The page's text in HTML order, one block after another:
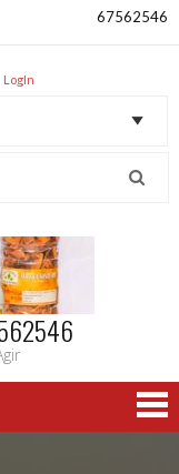
67562546
LogIn